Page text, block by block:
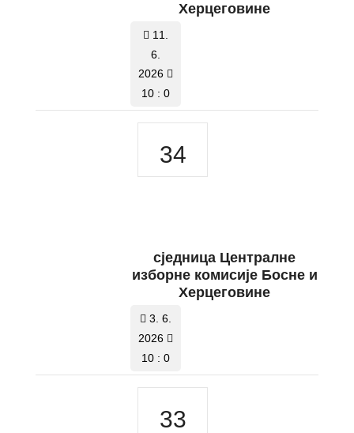
Херцеговине
11.
6.
2026
10 : 0
34
сједницa Централне
изборне комисије Босне и
Херцеговине
3. 6.
2026
10 : 0
33